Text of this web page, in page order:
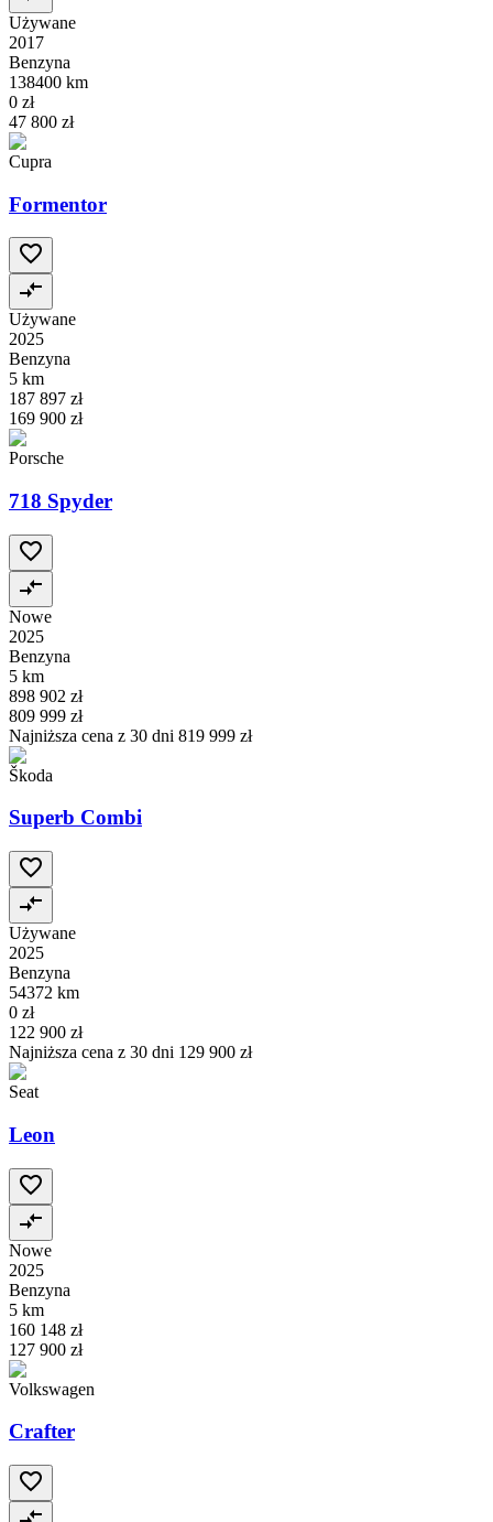
Używane
2017
Benzyna
138400 km
0 zł
47 800 zł
Cupra
Formentor
Używane
2025
Benzyna
5 km
187 897 zł
169 900 zł
Porsche
718 Spyder
Nowe
2025
Benzyna
5 km
898 902 zł
809 999 zł
Najniższa cena z 30 dni 819 999 zł
Škoda
Superb Combi
Używane
2025
Benzyna
54372 km
0 zł
122 900 zł
Najniższa cena z 30 dni 129 900 zł
Seat
Leon
Nowe
2025
Benzyna
5 km
160 148 zł
127 900 zł
Volkswagen
Crafter